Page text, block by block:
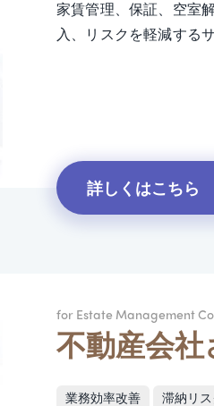
家賃管理、保証、空室
入、リスクを軽減する
詳しくはこちら
for Estate Management
不動産会
業務効率改善 滞納リ